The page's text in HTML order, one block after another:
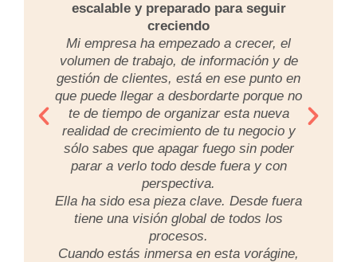
escalable y preparado para seguir
creciendo
Mi empresa ha empezado a crecer, el
volumen de trabajo, de información y de
gestión de clientes, está en ese punto en
que puede llegar a desbordarte porque no
te de tiempo de organizar esta nueva
realidad de crecimiento de tu negocio y
sólo sabes que apagar fuego sin poder
parar a verlo todo desde fuera y con
perspectiva.
Ella ha sido esa pieza clave. Desde fuera
tiene una visión global de todos los
procesos.
Cuando estás inmersa en esta vorágine,